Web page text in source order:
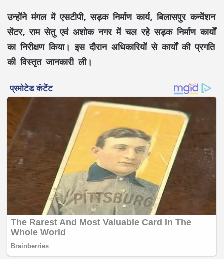
उन्होंने मंगल में एसटीपी, सड़क निर्माण कार्य, बिलासपुर कन्वेंशन
सेंटर, राम सेतु एवं अशोक नगर में चल रहे सड़क निर्माण कार्यों
का निरीक्षण किया। इस दौरान अधिकारियों से कार्यों की प्रगति
की विस्तृत जानकारी ली।